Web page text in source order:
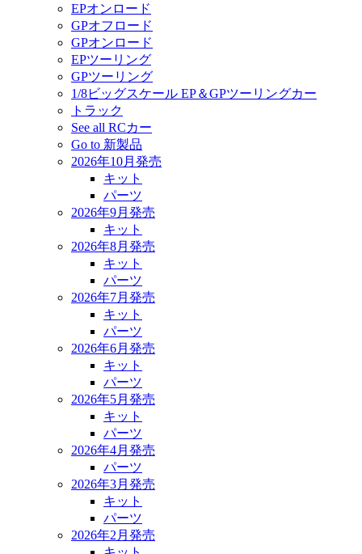
EPオンロード
GPオフロード
GPオンロード
EPツーリング
GPツーリング
1/8ビッグスケール EP＆GPツーリングカー
トラック
See all RCカー
Go to 新製品
2026年10月発売
キット
パーツ
2026年9月発売
キット
2026年8月発売
キット
パーツ
2026年7月発売
キット
パーツ
2026年6月発売
キット
パーツ
2026年5月発売
キット
パーツ
2026年4月発売
パーツ
2026年3月発売
キット
パーツ
2026年2月発売